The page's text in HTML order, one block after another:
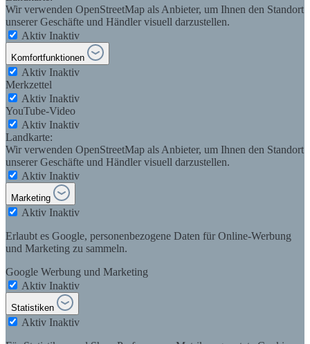
Wir verwenden OpenStreetMap als Anbieter, um Ihnen den Standort
unserer Geschäfte und Händler visuell darzustellen.
Aktiv Inaktiv
Komfortfunktionen
Aktiv Inaktiv
Merkzettel
Aktiv Inaktiv
YouTube-Video
Aktiv Inaktiv
Landkarte:
Wir verwenden OpenStreetMap als Anbieter, um Ihnen den Standort
unserer Geschäfte und Händler visuell darzustellen.
Aktiv Inaktiv
Marketing
Aktiv Inaktiv
Erlaubt es Google, personenbezogene Daten für Online-Werbung
und Marketing zu sammeln.
Google Werbung und Marketing
Aktiv Inaktiv
Statistiken
Aktiv Inaktiv